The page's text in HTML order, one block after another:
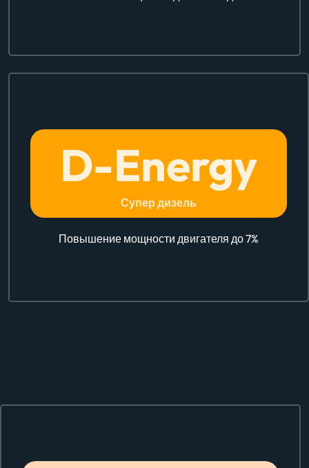
D-Energy
Супер дизель
Повышение мощности двигателя до 7%